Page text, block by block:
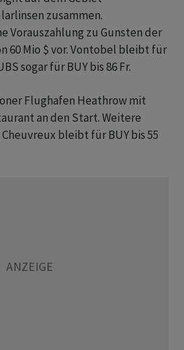
zusammen.
Vorauszahlung zu Gunsten der
60 Mio $ vor. Vontobel bleibt für
sogar für BUY bis 86 Fr.
Flughafen Heathrow mit
an den Start. Weitere
bleibt für BUY bis 55